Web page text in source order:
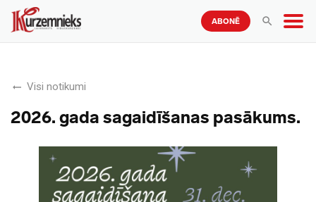
ABONĒ
Visi notikumi
2026. gada sagaidīšanas pasākums.